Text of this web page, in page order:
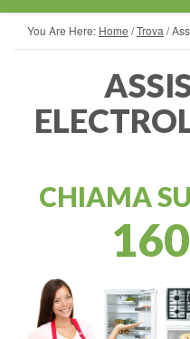
You Are Here: Home /Trova /
CHIAMA